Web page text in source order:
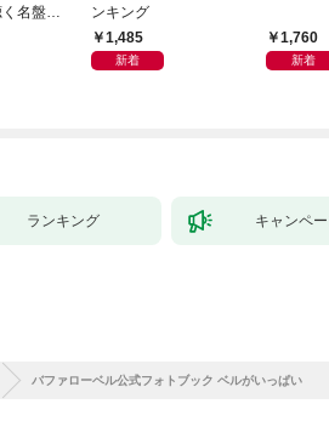
名盤28
ィス
ンキング
1,485
新着
1,760
新着
ランキング キャンペ
バファローベル公式フォトブック ベルがいっぱい